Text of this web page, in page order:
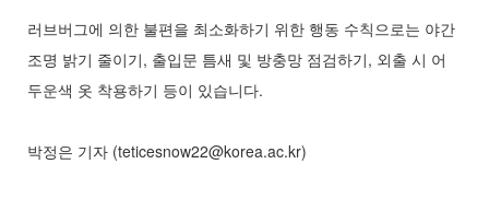
러브버그에 의한 불편을 최소화하기 위한 행동 수칙으로는 야간
조명 밝기 줄이기, 출입문 틈새 및 방충망 점검하기, 외출 시 어
두운색 옷 착용하기 등이 있습니다.
박정은 기자 (teticesnow22@korea.ac.kr)